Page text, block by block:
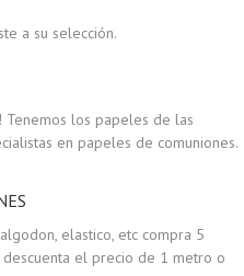
a su selección.
los papeles de las
en papeles de comuniones.
elastico, etc compra 5
el precio de 1 metro o